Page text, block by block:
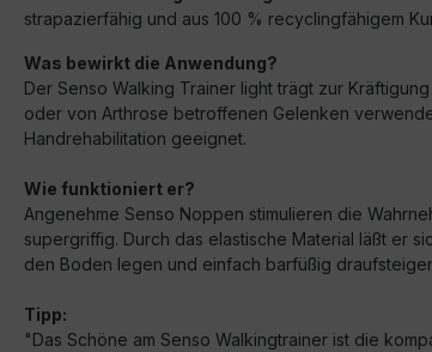
strapazierfähig und aus 100 % recyclingfähigem
Was bewirkt die Anwendung?
Der Senso Walking Trainer light trägt zur
oder von Arthrose betroffenen Gelenken
Handrehabilitation geeignet.
Wie funktioniert er?
Angenehme Senso Noppen stimulieren die
supergriffig. Durch das elastische Material läßt er
den Boden legen und einfach barfüßig
Tipp:
"Das Schöne am Senso Walkingtrainer ist die